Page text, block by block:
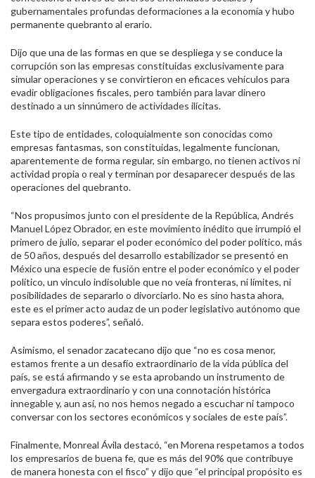
gubernamentales profundas deformaciones a la economía y hubo
permanente quebranto al erario.
Dijo que una de las formas en que se despliega y se conduce la
corrupción son las empresas constituidas exclusivamente para
simular operaciones y se convirtieron en eficaces vehículos para
evadir obligaciones fiscales, pero también para lavar dinero
destinado a un sinnúmero de actividades ilícitas.
Este tipo de entidades, coloquialmente son conocidas como
empresas fantasmas, son constituidas, legalmente funcionan,
aparentemente de forma regular, sin embargo, no tienen activos ni
actividad propia o real y terminan por desaparecer después de las
operaciones del quebranto.
“Nos propusimos junto con el presidente de la República, Andrés
Manuel López Obrador, en este movimiento inédito que irrumpió el
primero de julio, separar el poder económico del poder político, más
de 50 años, después del desarrollo estabilizador se presentó en
México una especie de fusión entre el poder económico y el poder
político, un vinculo indisoluble que no veía fronteras, ni límites, ni
posibilidades de separarlo o divorciarlo. No es sino hasta ahora,
este es el primer acto audaz de un poder legislativo autónomo que
separa estos poderes”, señaló.
Asimismo, el senador zacatecano dijo que “no es cosa menor,
estamos frente a un desafío extraordinario de la vida pública del
país, se está afirmando y se esta aprobando un instrumento de
envergadura extraordinario y con una connotación histórica
innegable y, aun así, no nos hemos negado a escuchar ni tampoco
conversar con los sectores económicos y sociales de este país”.
Finalmente, Monreal Ávila destacó, “en Morena respetamos a todos
los empresarios de buena fe, que es más del 90% que contribuye
de manera honesta con el fisco” y dijo que “el principal propósito es